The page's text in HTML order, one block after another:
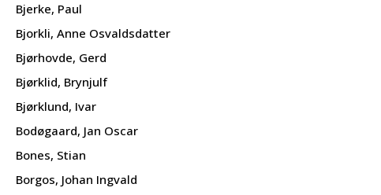
Bjerke, Paul
Bjorkli, Anne Osvaldsdatter
Bjørhovde, Gerd
Bjørklid, Brynjulf
Bjørklund, Ivar
Bodøgaard, Jan Oscar
Bones, Stian
Borgos, Johan Ingvald